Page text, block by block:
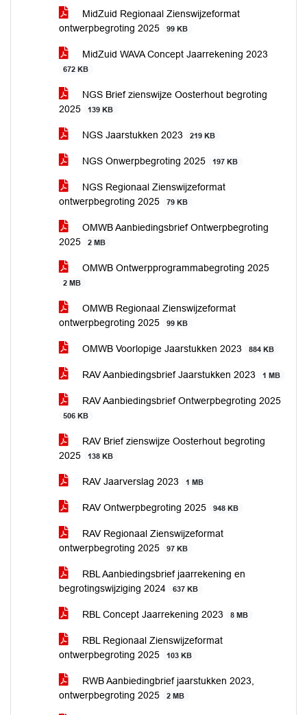
MidZuid Regionaal Zienswijzeformat
ontwerpbegroting 2025
99 KB
MidZuid WAVA Concept Jaarrekening 2023
672 KB
NGS Brief zienswijze Oosterhout begroting
2025
139 KB
NGS Jaarstukken 2023 219 KB
NGS Onwerpbegroting 2025 197 KB
NGS Regionaal Zienswijzeformat
ontwerpbegroting 2025
79 KB
OMWB Aanbiedingsbrief Ontwerpbegroting
2025
2 MB
OMWB Ontwerpprogrammabegroting 2025
2 MB
OMWB Regionaal Zienswijzeformat
ontwerpbegroting 2025
99 KB
OMWB Voorlopige Jaarstukken 2023 884 KB
RAV Aanbiedingsbrief Jaarstukken 2023 1 MB
RAV Aanbiedingsbrief Ontwerpbegroting 2025
506 KB
RAV Brief zienswijze Oosterhout begroting
2025
138 KB
RAV Jaarverslag 2023 1 MB
RAV Ontwerpbegroting 2025 948 KB
RAV Regionaal Zienswijzeformat
ontwerpbegroting 2025
97 KB
RBL Aanbiedingsbrief jaarrekening en
begrotingswijziging 2024
637 KB
RBL Concept Jaarrekening 2023 8 MB
RBL Regionaal Zienswijzeformat
ontwerpbegroting 2025
103 KB
RWB Aanbiedingbrief jaarstukken 2023,
ontwerpbegroting 2025
2 MB